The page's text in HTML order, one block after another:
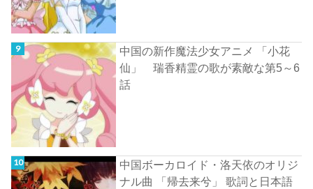
中国の新作魔法少女アニメ 「小花
仙」 瑞香精霊の歌が素敵な第5～6
話
中国ボーカロイド・洛天依のオリジ
ナル曲 「帰去来兮」 歌詞と日本語